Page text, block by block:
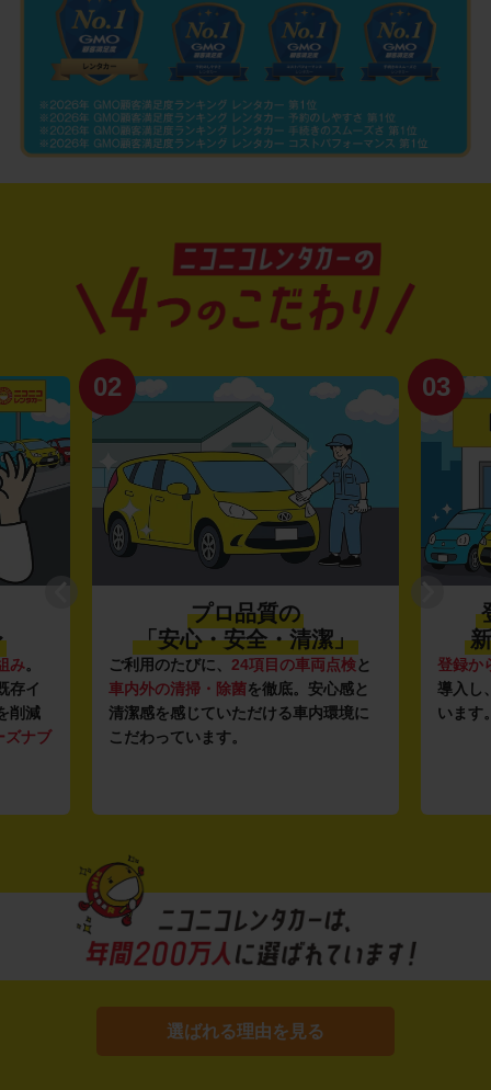
み。
存イ
削減
ズナブ
02
プロ品質の
「安心・安全・清潔」
ご利用のたびに、 24項目の車両点検と
車内外の清掃・除菌を徹底。安心感と
清潔感を感じていただける車内環境に
こだわっています。
03
登録か
導入し
います
選ばれる理由を見る